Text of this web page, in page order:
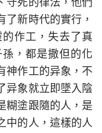
新時代的實行，
作工，失去了真
，都是撒但的化
神作工的异象，不
异象就立即墜入陰
糊塗跟隨的人，是
中的人，這樣的人